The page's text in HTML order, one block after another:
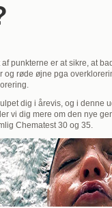
af punkterne er at sikre, at
og røde øjne pga
dig i årevis, og i denne
vi dig mere om den nye
Chematest 30 og 35.